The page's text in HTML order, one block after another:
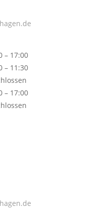
– 17:00
– 11:30
– 17:00